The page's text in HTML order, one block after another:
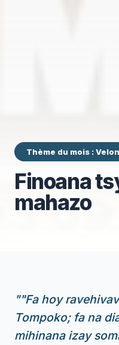
Thème du mois :
Finoana
mahazo
""Fa hoy
Tompoko; fa na
mihinana izay